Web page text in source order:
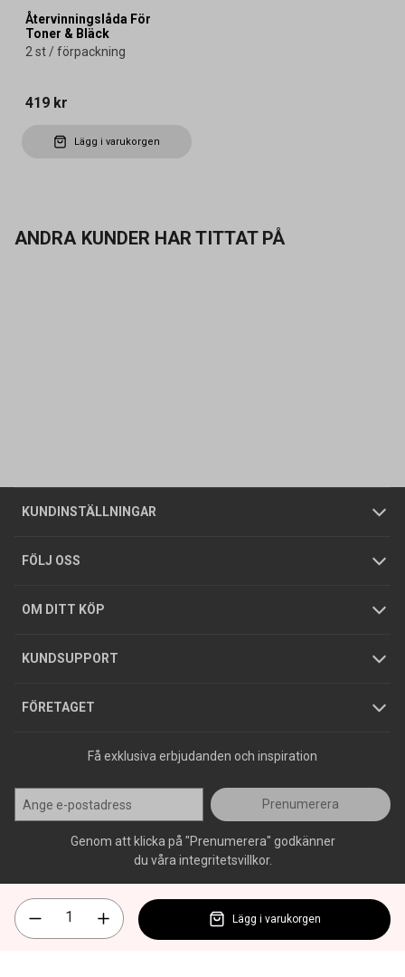
Återvinningslåda För
Toner & Bläck
2 st / förpackning
419 kr
Lägg i varukorgen
ANDRA KUNDER HAR TITTAT PÅ
KUNDINSTÄLLNINGAR
Företagskund / Privatkund
FÖLJ OSS
OM DITT KÖP
Allmänna försäljningsvillkor
Integritetspolicy
GDPR
KUNDSUPPORT
Butiker
Foldrar och kataloger
Köpguider
Varumärken
FÖRETAGET
Om oss
Tjänster
Hållbarhet
Jobba hos oss
Press
Få exklusiva erbjudanden och inspiration
Prenumerera
Genom att klicka på "Prenumerera" godkänner
du våra integritetsvillkor.
Lägg i varukorgen